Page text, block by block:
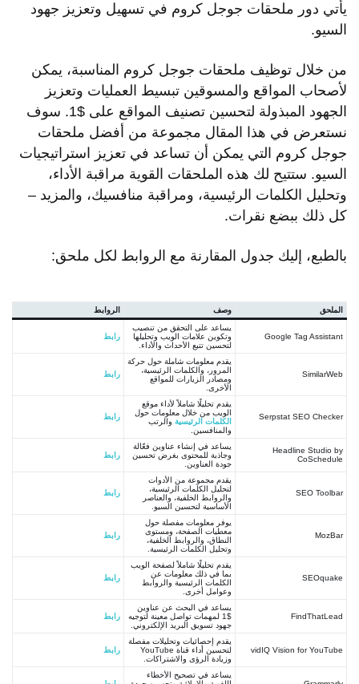
يأتي دور ملحقات جوجل كروم في تسهيل وتعزيز جهود
السيو.
من خلال توظيف ملحقات جوجل كروم المناسبة، يمكن
لأصحاب المواقع والمسوقين تبسيط العمليات وتعزيز
الجهود المبذولة لتحسين تصنيف المواقع على $1. سوف
نستعرض في هذا المقال مجموعة من أفضل ملحقات
جوجل كروم التي يمكن أن تساعد في تعزيز استراتيجيات
السيو. ستتيح لك هذه الملحقات القوية مراقبة الأداء،
وتحليل الكلمات الرئيسية، ومراقبة منافسيك، والمزيد –
كل ذلك ببضع نقرات.
بالطبع، إليك جدول المقارنة مع الروابط لكل ملحق:
الملحق وصف الروابط
Google Tag Assistant
يساعد على التحقق من تنصيب
وتكوين علامات الويب وتحليلها
لتحسين تتبع الأحداث والأداء.
رابط
SimilarWeb
يقدم معلومات شاملة حول حركة
المرور، والكلمات الرئيسية،
ومصادر الزيارات للمواقع
الأخرى.
رابط
Serpstat SEO Checker
يقدم تحليلًا شاملاً لأداء موقع
الويب من خلال معلومات حول
الكلمات الرئيسية والرتب
والمنافسين.
رابط
Headline Studio by
CoSchedule
يساعد في إنشاء عناوين فعّالة
وجاذبة للمحتوى بغرض تحسين
جودة العناوين.
رابط
SEO Toolbar
يقدم مجموعة من الأدوات
لتحليل الكلمات الرئيسية،
والروابط الخلفية، والعناصر
الأساسية لتحسين السيو.
رابط
MozBar
يوفر معلومات مفصلة حول
معطيات الصفحة، ومستوى
النطاق، والروابط الخلفية،
وتحليل الكلمات الرئيسية.
رابط
SEOquake
يقدم تحليلًا شاملاً لصفحة الويب
بما في ذلك معلومات عن
الكلمات الرئيسية والروابط
وعوامل أخرى.
رابط
FindThatLead
يساعد في البحث عن عناوين
$1 لمهمات تواصل معينة لتوجيه
جهود تسويق البريد الإلكتروني.
رابط
vidIQ Vision for YouTube
يقدم إحصائيات وتحليلات مفصلة
لتحسين أداء قناة YouTube
وزيادة الرؤى والاشتراكات.
رابط
يساعد في تصحيح الأخطاء